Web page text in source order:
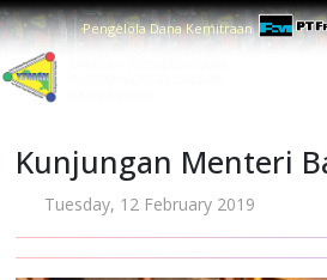
Pengelola Dana Kemitraan
Kunjungan Menteri
Tuesday, 12 February 2019